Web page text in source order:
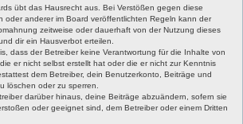
übt das Hausrecht aus. Bei Verstößen gegen diese
oder anderer im Board veröffentlichten Regeln kann der
zeitweise oder dauerhaft von der Nutzung dieses
dir ein Hausverbot erteilen.
dass der Betreiber keine Verantwortung für die Inhalte von
er nicht selbst erstellt hat oder die er nicht zur Kenntnis
dem Betreiber, dein Benutzerkonto, Beiträge und
löschen oder zu sperren.
darüber hinaus, deine Beiträge abzuändern, sofern sie
oder geeignet sind, dem Betreiber oder einem Dritten